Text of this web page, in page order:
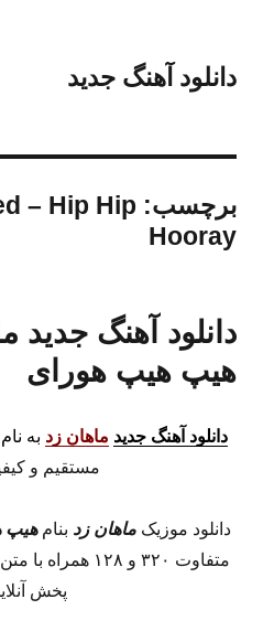
دانلود آهنگ جدید
برچسب: – Hip Hip
Hooray
دانلود آهنگ جدید
هیپ هیپ هورای
دانلود آهنگ جدید ماهان زد به
مستقیم و
دانلود موزیک ماهان زد بنامهیپ
متفاوت ۳۲۰ و ۱۲۸ همراه با متن آهنگ
پخش